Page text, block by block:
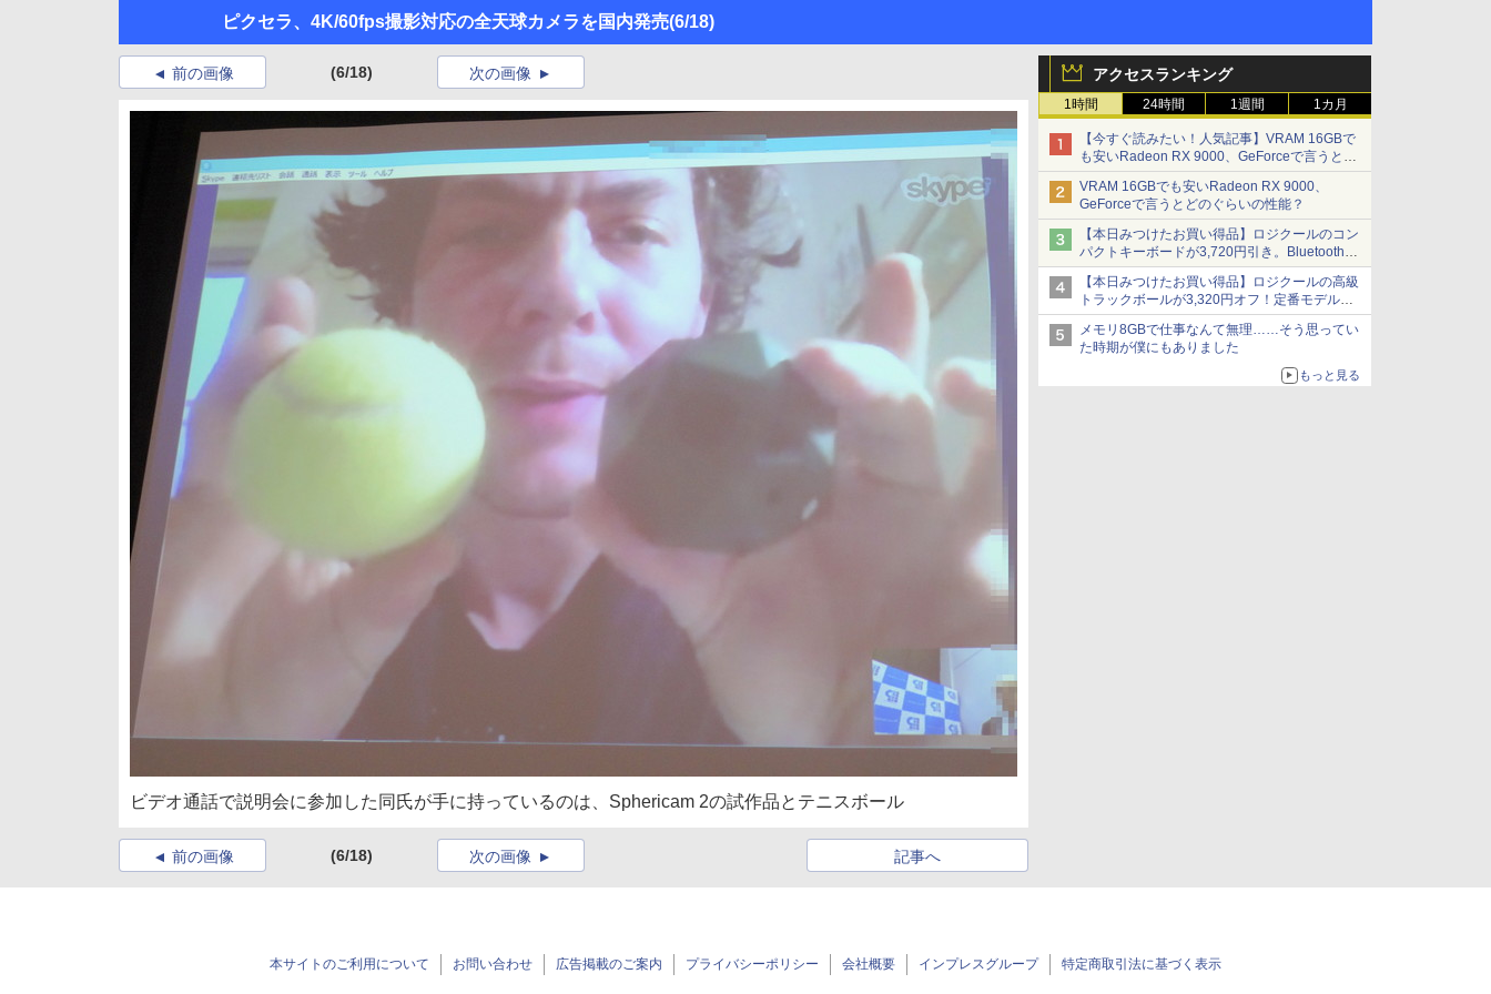
ピクセラ、4K/60fps撮影対応の全天球カメラを国内発売(6/18)
アクセスランキング
1時間 24時間 1週間 1カ月
【今すぐ読みたい！人気記事】VRAM 16GBで
も安いRadeon RX 9000、GeForceで言うとど
のぐらいの性能？ - PC Watch
VRAM 16GBでも安いRadeon RX 9000、
GeForceで言うとどのぐらいの性能？
【本日みつけたお買い得品】ロジクールのコン
パクトキーボードが3,720円引き。Bluetoothで3
台接続対応
【本日みつけたお買い得品】ロジクールの高級
トラックボールが3,320円オフ！定番モデルも
5,280円に割引中
メモリ8GBで仕事なんて無理……そう思ってい
た時期が僕にもありました
もっと見る
前の画像 (6/18) 次の画像
ビデオ通話で説明会に参加した同氏が手に持っているのは、Sphericam 2の試作品とテニスボール
前の画像 (6/18) 記事へ
次の画像
本サイトのご利用について お問い合わせ 広告掲載のご案内 プライバシーポリシー 会社概要 インプレスグループ 特定商取引法に基づく表示